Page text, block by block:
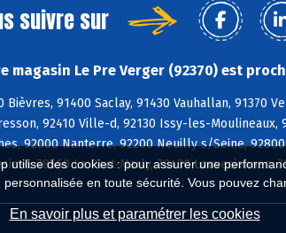
utilise des cookies : pour assurer une
en toute sécurité. Vous pouvez
En savoir plus et paramétrer les cookies
suivre sur
magasin Le Pre Verger (92370) est
Bièvres, 91400 Saclay, 91430 Vauhallan, 91370
92410 Ville-d, 92130 Issy-les-Moulineaux,
92000 Nanterre, 92200 Neuilly s/Seine,
78560 Le Port-Marly, 78430 Louveciennes,